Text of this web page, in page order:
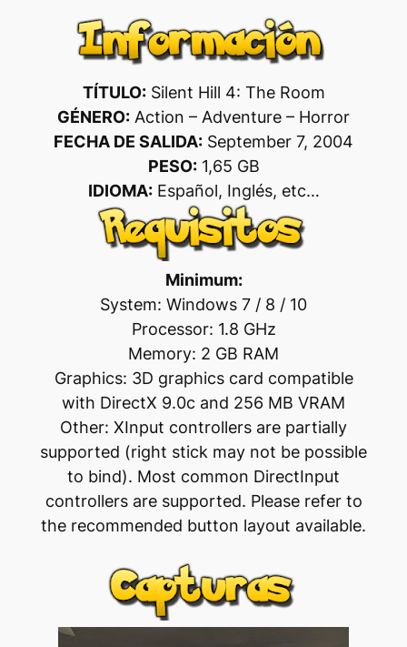
TÍTULO:Silent Hill 4: The Room
GÉNERO: Action – Adventure – Horror
FECHA DE SALIDA: September 7, 2004
PESO:1,65 GB
IDIOMA:Español, Inglés, etc…
Minimum:
System: Windows 7 / 8 / 10
Processor: 1.8 GHz
Memory: 2 GB RAM
Graphics: 3D graphics card compatible
with DirectX 9.0c and 256 MB VRAM
Other: XInput controllers are partially
supported (right stick may not be possible
to bind). Most common DirectInput
controllers are supported. Please refer to
the recommended button layout available.